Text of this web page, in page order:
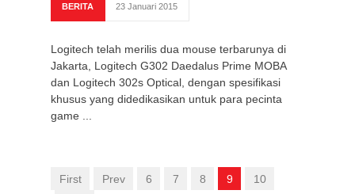
BERITA 23 Januari 2015
Logitech telah merilis dua mouse terbarunya di
Jakarta, Logitech G302 Daedalus Prime MOBA
dan Logitech 302s Optical, dengan spesifikasi
khusus yang didedikasikan untuk para pecinta
game ...
First Prev 6 7 8 9
10